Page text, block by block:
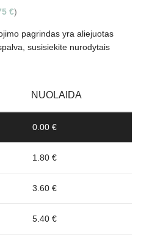
€)
pagrindas yra aliejuotas
susisiekite nurodytais
NUOLAIDA
0.00 €
1.80 €
3.60 €
5.40 €